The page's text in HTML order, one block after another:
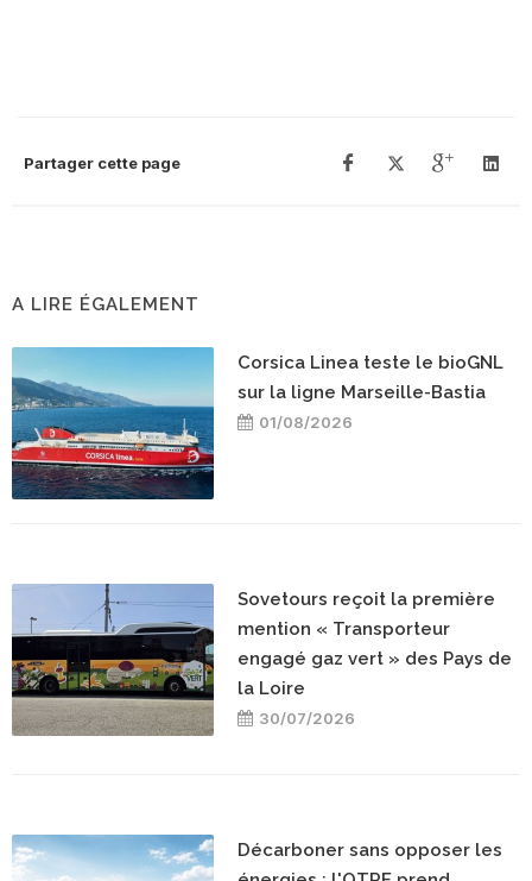
Partager cette page
A LIRE ÉGALEMENT
Corsica Linea teste le bioGNL
sur la ligne Marseille-Bastia
01/08/2026
Sovetours reçoit la première
mention « Transporteur
engagé gaz vert » des Pays de
la Loire
30/07/2026
Décarboner sans opposer les